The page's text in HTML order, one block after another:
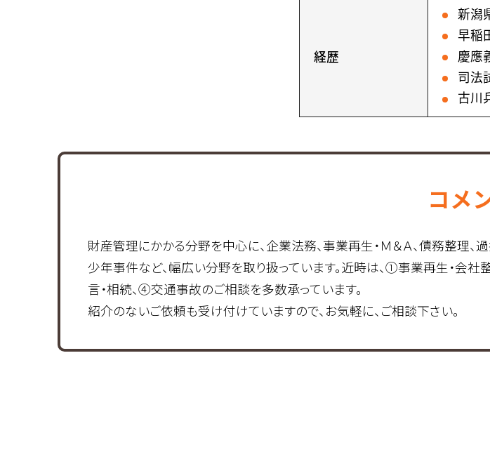
経歴
新潟
早稲
慶應
司法
古川
コメ
財産管理にかかる分野を中心に、企業法務、事業再生・Ｍ＆Ａ、債務整理、
少年事件など、幅広い分野を取り扱っています。近時は、①事業再生・
言・相続、④交通事故のご相談を多数承っています。
紹介のないご依頼も受け付けていますので、お気軽に、ご相談下さい。